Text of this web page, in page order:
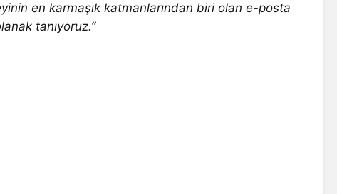
en karmaşık katmanlarından biri olan e-posta
tanıyoruz.”